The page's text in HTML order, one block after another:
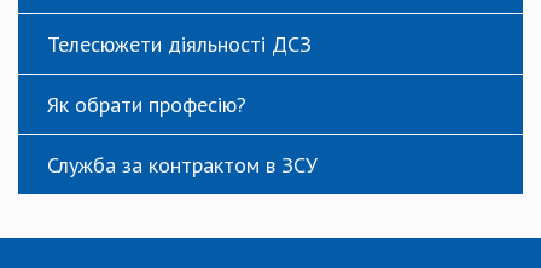
Телесюжети діяльності ДСЗ
Як обрати професію?
Служба за контрактом в ЗСУ